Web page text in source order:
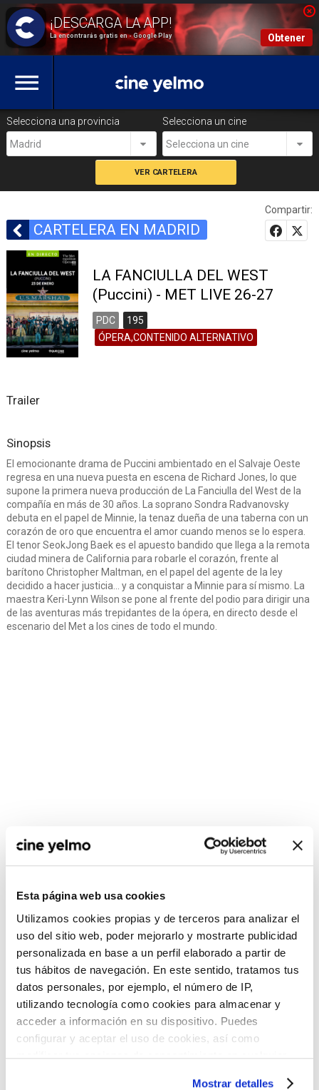
La encontrarás gratis en - Google Play Obtener
Esta página web usa cookies
Utilizamos cookies propias y de terceros para analizar el
uso del sitio web, poder mejorarlo y mostrarte publicidad
personalizada en base a un perfil elaborado a partir de
tus hábitos de navegación. En este sentido, tratamos tus
datos personales, por ejemplo, el número de IP,
utilizando tecnología como cookies para almacenar y
acceder a información en su dispositivo. Puedes
configurar y aceptar el uso de cookies, así como
modificar tus opciones de consentimiento en cualquier
Mostrar detalles
Selecciona una provincia
Madrid
Selecciona un cine
Selecciona un cine
CARTELERA EN MADRID
Compartir:
LA FANCIULLA DEL WEST
(Puccini) - MET LIVE 26-27
PDC
195
ÓPERA,CONTENIDO ALTERNATIVO
Trailer
Sinopsis
El emocionante drama de Puccini ambientado en el Salvaje Oeste
regresa en una nueva puesta en escena de Richard Jones, lo que
supone la primera nueva producción de La Fanciulla del West de la
compañía en más de 30 años. La soprano Sondra Radvanovsky
debuta en el papel de Minnie, la tenaz dueña de una taberna con un
corazón de oro que encuentra el amor cuando menos se lo espera.
El tenor SeokJong Baek es el apuesto bandido que llega a la remota
ciudad minera de California para robarle el corazón, frente al
barítono Christopher Maltman, en el papel del agente de la ley
decidido a hacer justicia... y a conquistar a Minnie para sí mismo. La
maestra Keri-Lynn Wilson se pone al frente del podio para dirigir una
de las aventuras más trepidantes de la ópera, en directo desde el
escenario del Met a los cines de todo el mundo.
Madrid
Ideal
La Vaguada
Plaza Norte 2
Planetocio
TresAguas